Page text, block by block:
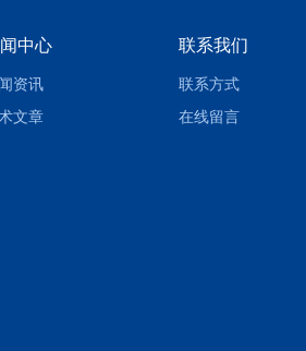
中心
资讯
文章
联系我们
联系方式
在线留言